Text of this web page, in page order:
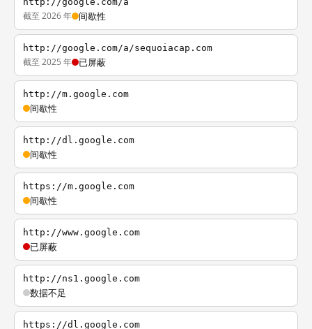
截至 2026 年 间歇性
http://google.com/a/sequoiacap.com
截至 2025 年 已屏蔽
http://m.google.com
间歇性
http://dl.google.com
间歇性
https://m.google.com
间歇性
http://www.google.com
已屏蔽
http://ns1.google.com
数据不足
https://dl.google.com